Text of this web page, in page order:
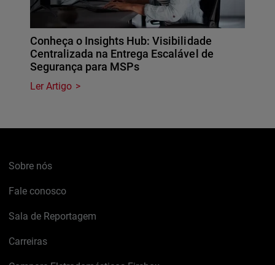
Conheça o Insights Hub: Visibilidade
Centralizada na Entrega Escalável de
Segurança para MSPs
Ler Artigo
Sobre nós
Fale conosco
Sala de Reportagem
Carreiras